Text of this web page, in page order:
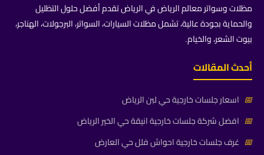
مظلات وسواتر معالم الرياض في الرياض تقدم أفضل حلول التظليل
والحماية بجودة عالية، تشمل مظلات السيارات، السواتر، البرجولات، الهناجر،
بيوت الشعر، والخيام.
أحدث المقالات
📅 اسعار جلسات خارجية حي لبن الرياض
📅 افضل شركة جلسات خارجية انيقة حي الخير الرياض
📅 غرف جلسات خارجية احواش فلل حي العارض